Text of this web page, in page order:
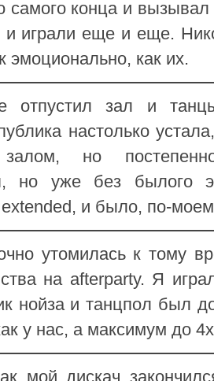
самого конца и вызывал
и играли еще и еще.
эмоционально, как их.
отпустил зал и
настолько
залом, но
но уже без былого
и было, по-
утомилась к тому
на afterparty. Я
нойза и танцпол был
у нас, а максимум до
мой дискач